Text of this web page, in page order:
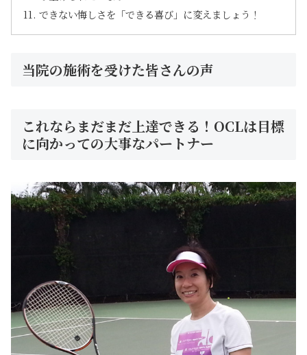
できない悔しさを「できる喜び」に変えましょう！
当院の施術を受けた皆さんの声
これならまだまだ上達できる！OCLは目標
に向かっての大事なパートナー